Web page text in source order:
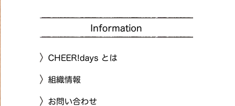
Information
CHEER!days とは
組織情報
お問い合わせ